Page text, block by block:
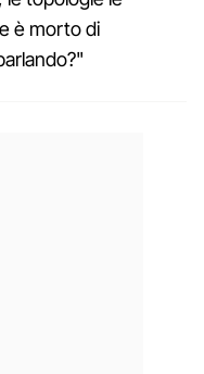
è morto di